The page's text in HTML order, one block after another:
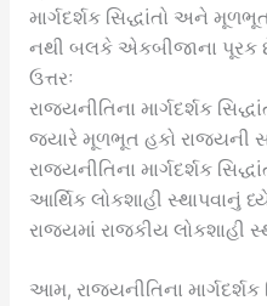
માર્ગદર્શક સિદ્ધાંતો અને
નથી બલકે એકબીજાના પૂરક
ઉત્તરઃ
રાજ્યનીતિના માર્ગદર્શક
જ્યારે મૂળભૂત હકો રાજ્યની
રાજ્યનીતિના માર્ગદર્શક
આર્થિક લોકશાહી સ્થાપવાનું
રાજ્યમાં રાજકીય લોકશાહી
આમ, રાજ્યનીતિના